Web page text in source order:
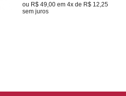
ou R$ 49,00 em 4x de R$ 12,25
sem juros